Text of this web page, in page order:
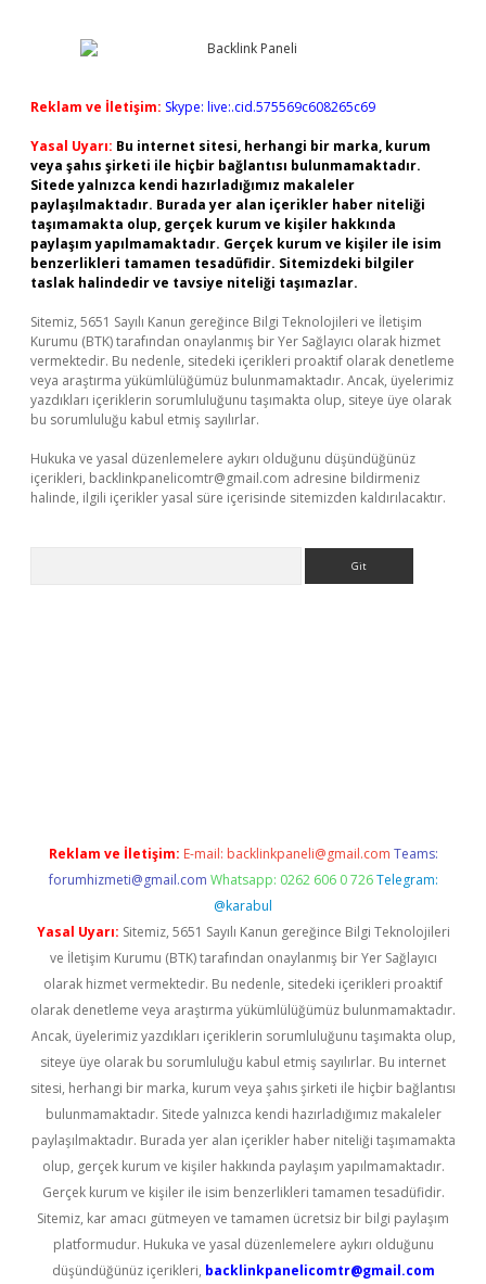
Reklam ve İletişim: Skype: live:.cid.575569c608265c69
Yasal Uyarı: Bu internet sitesi, herhangi bir marka, kurum
veya şahıs şirketi ile hiçbir bağlantısı bulunmamaktadır.
Sitede yalnızca kendi hazırladığımız makaleler
paylaşılmaktadır. Burada yer alan içerikler haber niteliği
taşımamakta olup, gerçek kurum ve kişiler hakkında
paylaşım yapılmamaktadır. Gerçek kurum ve kişiler ile isim
benzerlikleri tamamen tesadüfidir. Sitemizdeki bilgiler
taslak halindedir ve tavsiye niteliği taşımazlar.
Sitemiz, 5651 Sayılı Kanun gereğince Bilgi Teknolojileri ve İletişim
Kurumu (BTK) tarafından onaylanmış bir Yer Sağlayıcı olarak hizmet
vermektedir. Bu nedenle, sitedeki içerikleri proaktif olarak denetleme
veya araştırma yükümlülüğümüz bulunmamaktadır. Ancak, üyelerimiz
yazdıkları içeriklerin sorumluluğunu taşımakta olup, siteye üye olarak
bu sorumluluğu kabul etmiş sayılırlar.
Hukuka ve yasal düzenlemelere aykırı olduğunu düşündüğünüz
içerikleri, backlinkpanelicomtr@gmail.com adresine bildirmeniz
halinde, ilgili içerikler yasal süre içerisinde sitemizden kaldırılacaktır.
Reklam ve İletişim: E-mail: backlinkpaneli@gmail.com Teams:
forumhizmeti@gmail.com Whatsapp: 0262 606 0 726 Telegram:
@karabul
Yasal Uyarı: Sitemiz, 5651 Sayılı Kanun gereğince Bilgi Teknolojileri
ve İletişim Kurumu (BTK) tarafından onaylanmış bir Yer Sağlayıcı
olarak hizmet vermektedir. Bu nedenle, sitedeki içerikleri proaktif
olarak denetleme veya araştırma yükümlülüğümüz bulunmamaktadır.
Ancak, üyelerimiz yazdıkları içeriklerin sorumluluğunu taşımakta olup,
siteye üye olarak bu sorumluluğu kabul etmiş sayılırlar. Bu internet
sitesi, herhangi bir marka, kurum veya şahıs şirketi ile hiçbir bağlantısı
bulunmamaktadır. Sitede yalnızca kendi hazırladığımız makaleler
paylaşılmaktadır. Burada yer alan içerikler haber niteliği taşımamakta
olup, gerçek kurum ve kişiler hakkında paylaşım yapılmamaktadır.
Gerçek kurum ve kişiler ile isim benzerlikleri tamamen tesadüfidir.
Sitemiz, kar amacı gütmeyen ve tamamen ücretsiz bir bilgi paylaşım
platformudur. Hukuka ve yasal düzenlemelere aykırı olduğunu
düşündüğünüz içerikleri, backlinkpanelicomtr@gmail.com